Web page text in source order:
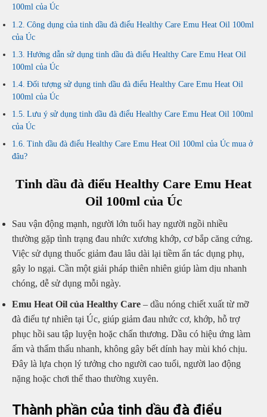
100ml của Úc
Công dụng của tinh dầu đà điểu Healthy Care Emu Heat Oil 100ml
của Úc
Hướng dẫn sử dụng tinh dầu đà điểu Healthy Care Emu Heat Oil
100ml của Úc
Đối tượng sử dụng tinh dầu đà điểu Healthy Care Emu Heat Oil
100ml của Úc
Lưu ý sử dụng tinh dầu đà điểu Healthy Care Emu Heat Oil 100ml
của Úc
Tinh dầu đà điểu Healthy Care Emu Heat Oil 100ml của Úc mua ở
đâu?
Tinh dầu đà điểu Healthy Care Emu Heat
Oil 100ml của Úc
Sau vận động mạnh, người lớn tuổi hay người ngồi nhiều
thường gặp tình trạng đau nhức xương khớp, cơ bắp căng cứng.
Việc sử dụng thuốc giảm đau lâu dài lại tiềm ẩn tác dụng phụ,
gây lo ngại. Cần một giải pháp thiên nhiên giúp làm dịu nhanh
chóng, dễ sử dụng mỗi ngày.
Emu Heat Oil của Healthy Care – dầu nóng chiết xuất từ mỡ
đà điểu tự nhiên tại Úc, giúp giảm đau nhức cơ, khớp, hỗ trợ
phục hồi sau tập luyện hoặc chấn thương. Dầu có hiệu ứng làm
ấm và thẩm thấu nhanh, không gây bết dính hay mùi khó chịu.
Đây là lựa chọn lý tưởng cho người cao tuổi, người lao động
nặng hoặc chơi thể thao thường xuyên.
Thành phần của tinh dầu đà điểu